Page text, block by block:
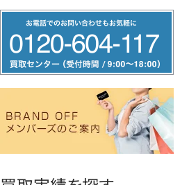
リ
ー
ヤ